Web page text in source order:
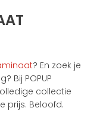
? En zoek je
Bij POPUP
collectie
prijs. Beloofd.